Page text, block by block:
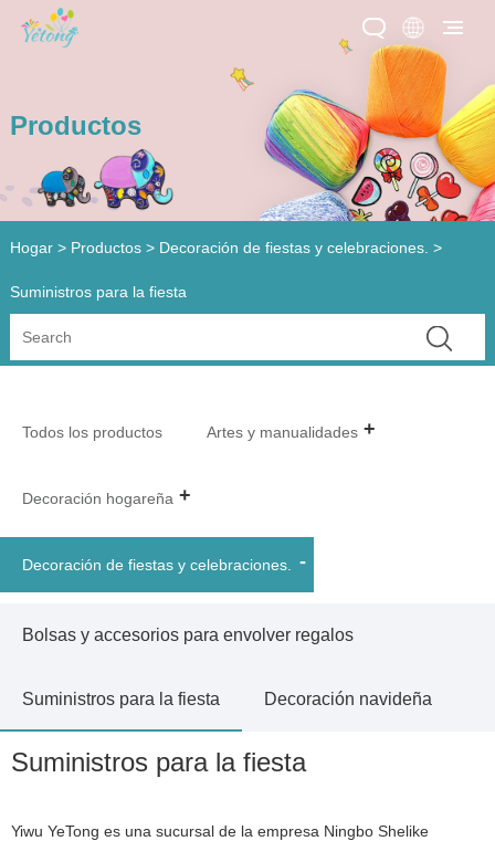
Productos
Hogar > Productos> Decoración de fiestas y celebraciones. >
Suministros para la fiesta
Todos los productos Artes y manualidades
Decoración hogareña
Decoración de fiestas y celebraciones.
Bolsas y accesorios para envolver regalos
Suministros para la fiesta Decoración navideña
Suministros para la fiesta
Yiwu YeTong es una sucursal de la empresa Ningbo Shelike